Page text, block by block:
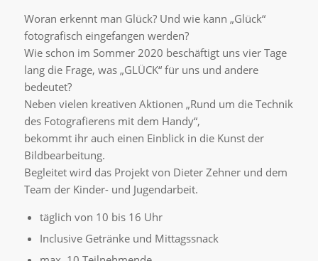
Woran erkennt man Glück? Und wie kann „Glück“
fotografisch eingefangen werden?
Wie schon im Sommer 2020 beschäftigt uns vier Tage
lang die Frage, was „GLÜCK“ für uns und andere
bedeutet?
Neben vielen kreativen Aktionen „Rund um die Technik
des Fotografierens mit dem Handy“,
bekommt ihr auch einen Einblick in die Kunst der
Bildbearbeitung.
Begleitet wird das Projekt von Dieter Zehner und dem
Team der Kinder- und Jugendarbeit.
täglich von 10 bis 16 Uhr
Inclusive Getränke und Mittagssnack